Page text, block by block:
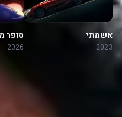
אשמתי
2023
סופר
2026